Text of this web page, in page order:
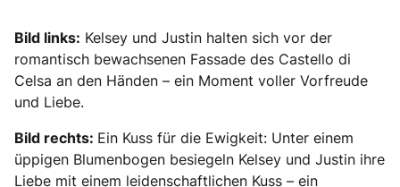
Bild links: Kelsey und Justin halten sich vor der
romantisch bewachsenen Fassade des Castello di
Celsa an den Händen – ein Moment voller Vorfreude
und Liebe.
Bild rechts: Ein Kuss für die Ewigkeit: Unter einem
üppigen Blumenbogen besiegeln Kelsey und Justin ihre
Liebe mit einem leidenschaftlichen Kuss – ein